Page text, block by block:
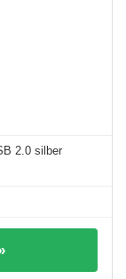
2.0 silber